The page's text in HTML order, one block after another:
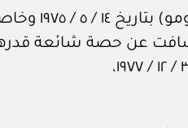
٢١ منها،